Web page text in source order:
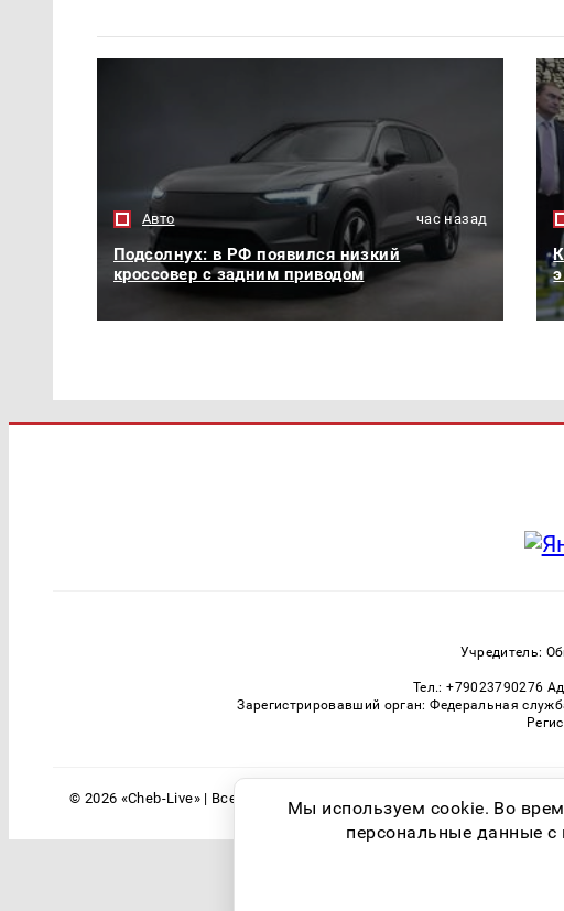
Авто час назад
Подсолнух: в РФ появился низкий
кроссовер с задним приводом
Учредитель:
Тел.: +79023790276
Зарегистрировавший орган: Федеральная
© 2026 «Cheb-Live» | Все права защищеныМы используем cookie. Во
персональные данные с